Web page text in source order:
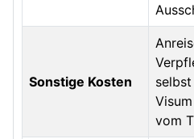
Sonstige Kosten
vom